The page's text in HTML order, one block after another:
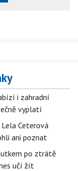
i zahradní
vyplatí
Ceterová
ani poznat
po ztrátě
učí žít